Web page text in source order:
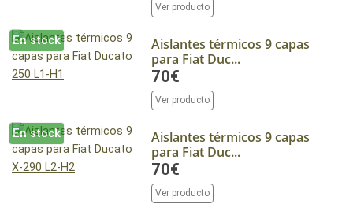
Ver producto
En stock
Aislantes térmicos 9 capas
para Fiat Duc...
70€
Ver producto
En stock
Aislantes térmicos 9 capas
para Fiat Duc...
70€
Ver producto